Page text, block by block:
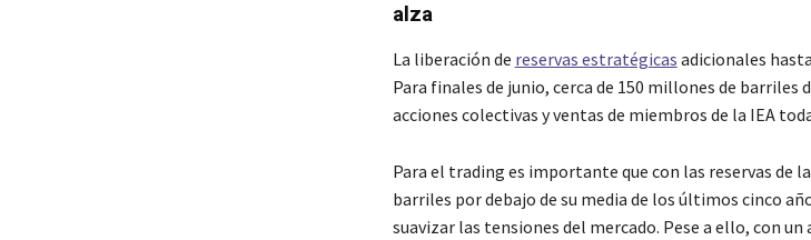
alza
La liberación de reservas estratégicas adicionales
Para finales de junio, cerca de 150 millones de barriles
acciones colectivas y ventas de miembros de la IEA
Para el trading es importante que con las reservas de
barriles por debajo de su media de los últimos cinco
suavizar las tensiones del mercado. Pese a ello, con